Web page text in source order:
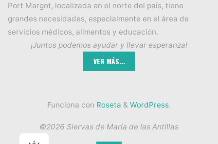
Port Margot, localizada en el norte del país, tiene
grandes necesidades, especialmente en el área de
servicios médicos, alimentos y educación.
¡Juntos podemos ayudar y llevar esperanza!
Funciona con Roseta & WordPress.
©2026 Siervas de María de las Antillas